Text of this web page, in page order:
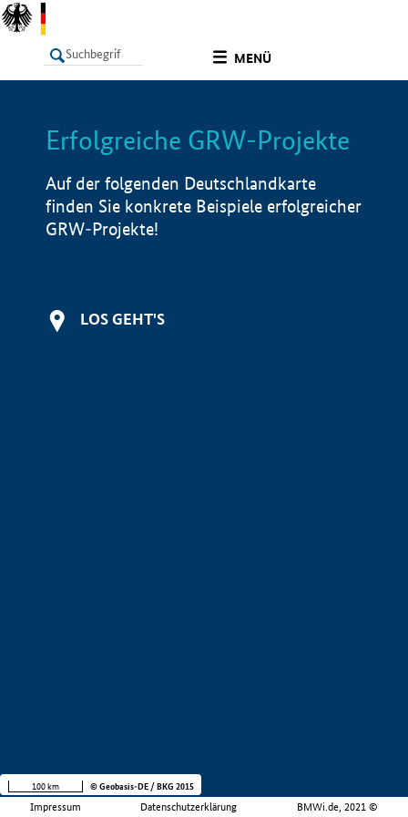
MENÜ
LISTE Info
Erfolgreiche GRW-Projekte
Auf der folgenden Deutschlandkarte
finden Sie konkrete Beispiele erfolgreicher
GRW-Projekte!
LOS GEHT'S
Impressum Datenschutzerklärung BMWi.de, 2021 ©
100 km © Geobasis-DE / BKG 2015